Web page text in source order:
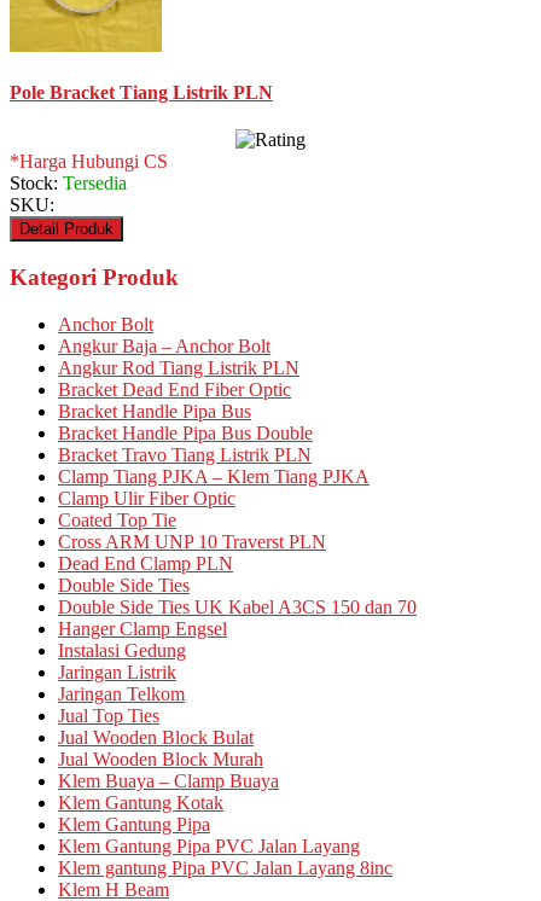
Pole Bracket Tiang Listrik PLN
*Harga Hubungi CS
Stock: Tersedia
SKU:
Detail Produk
Kategori Produk
Anchor Bolt
Angkur Baja – Anchor Bolt
Angkur Rod Tiang Listrik PLN
Bracket Dead End Fiber Optic
Bracket Handle Pipa Bus
Bracket Handle Pipa Bus Double
Bracket Travo Tiang Listrik PLN
Clamp Tiang PJKA – Klem Tiang PJKA
Clamp Ulir Fiber Optic
Coated Top Tie
Cross ARM UNP 10 Traverst PLN
Dead End Clamp PLN
Double Side Ties
Double Side Ties UK Kabel A3CS 150 dan 70
Hanger Clamp Engsel
Instalasi Gedung
Jaringan Listrik
Jaringan Telkom
Jual Top Ties
Jual Wooden Block Bulat
Jual Wooden Block Murah
Klem Buaya – Clamp Buaya
Klem Gantung Kotak
Klem Gantung Pipa
Klem Gantung Pipa PVC Jalan Layang
Klem gantung Pipa PVC Jalan Layang 8inc
Klem H Beam